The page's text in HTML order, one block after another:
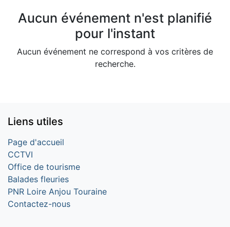
Aucun événement n'est planifié
pour l'instant
Aucun événement ne correspond à vos critères de
recherche.
Liens utiles
Page d'accueil
CCTVI
Office de tourisme
Balades fleuries
PNR Loire Anjou Touraine
Contactez-nous